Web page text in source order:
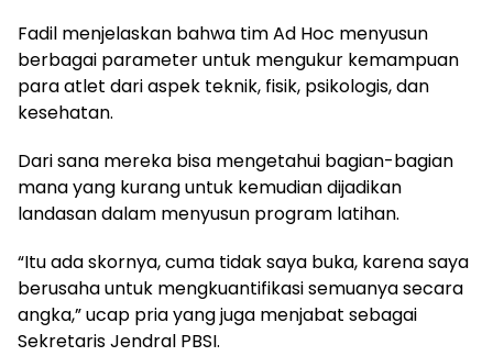
Fadil menjelaskan bahwa tim Ad Hoc menyusun
berbagai parameter untuk mengukur kemampuan
para atlet dari aspek teknik, fisik, psikologis, dan
kesehatan.
Dari sana mereka bisa mengetahui bagian-bagian
mana yang kurang untuk kemudian dijadikan
landasan dalam menyusun program latihan.
“Itu ada skornya, cuma tidak saya buka, karena saya
berusaha untuk mengkuantifikasi semuanya secara
angka,” ucap pria yang juga menjabat sebagai
Sekretaris Jendral PBSI.